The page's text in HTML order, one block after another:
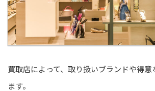
買取店によって、取り扱いブランドや得意
ます。